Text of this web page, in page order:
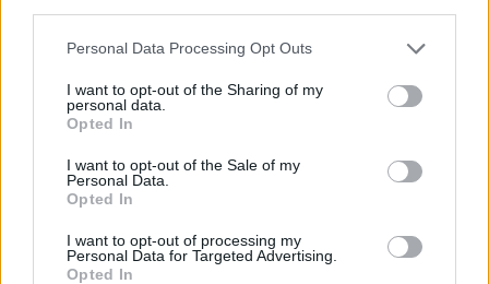
Please note that this website/app uses one or more Google
not limited to your visit or usage behaviour. You may click to
grant or deny consent to Google and its third-party tags to
use your data for below specified purposes in below Google
consent section.
Personal Data Processing Opt Outs
I want to opt-out of the Sharing of my
personal data.
Opted In
I want to opt-out of the Sale of my
Personal Data.
Opted In
I want to opt-out of processing my
Personal Data for Targeted Advertising.
Opted In
Previsioni meteo per il weekend: alta pressione
africana e rovesci improvvisi
WEEKEND